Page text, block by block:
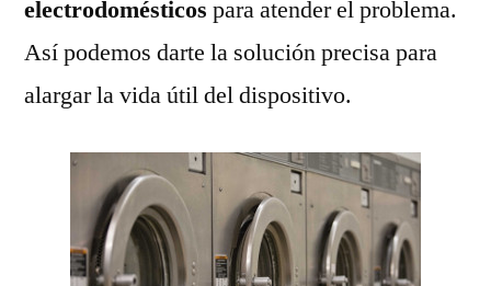
electrodomésticos para atender el problema.
Así podemos darte la solución precisa para
alargar la vida útil del dispositivo.